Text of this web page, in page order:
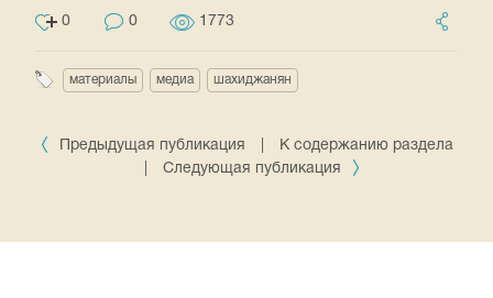
0 0 1773
материалы медиа шахиджанян
Предыдущая публикация
К содержанию раздела
Следующая публикация